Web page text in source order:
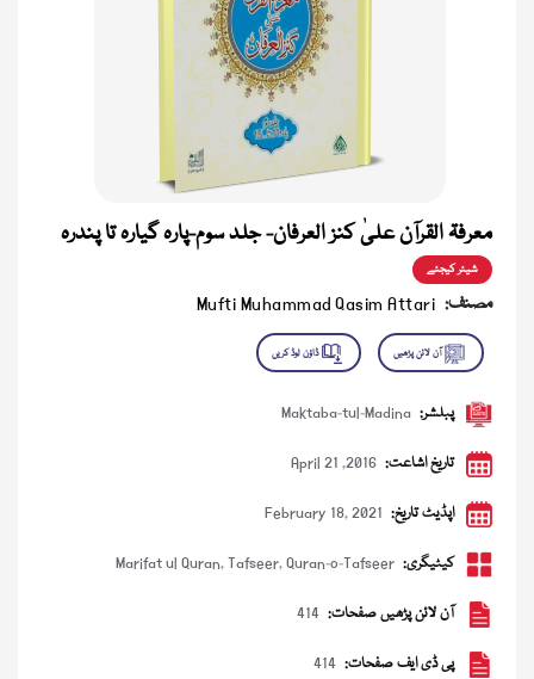
معرفۃ القرآن علیٰ کنز العرفان- جلد سوم-پارہ گیارہ تا پندرہ
شیئر کیجئے
مصنف: Mufti Muhammad Qasim Attari
پبلشر: Maktaba-tul-Madina
تاریخ اشاعت: April 21 ,2016
اپڈیٹ تاریخ: February 18, 2021
کیٹیگری: Quran-o-Tafseer
,
Tafseer
,
Marifat ul Quran
آن لائن پڑھیں صفحات: 414
پی ڈی ایف صفحات: 414